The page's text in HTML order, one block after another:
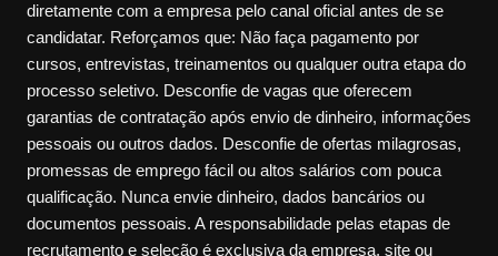
diretamente com a empresa pelo canal oficial antes de se
candidatar. Reforçamos que: Não faça pagamento por
cursos, entrevistas, treinamentos ou qualquer outra etapa do
processo seletivo. Desconfie de vagas que oferecem
garantias de contratação após envio de dinheiro, informações
pessoais ou outros dados. Desconfie de ofertas milagrosas,
promessas de emprego fácil ou altos salários com pouca
qualificação. Nunca envie dinheiro, dados bancários ou
documentos pessoais. A responsabilidade pelas etapas de
recrutamento e seleção é exclusiva da empresa, site ou